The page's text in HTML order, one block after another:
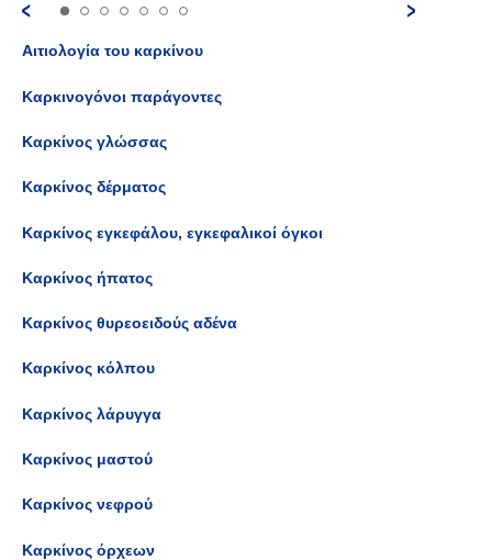
Αιτιολογία του καρκίνου
Καρκινογόνοι παράγοντες
Καρκίνος γλώσσας
Καρκίνος δέρματος
Καρκίνος εγκεφάλου, εγκεφαλικοί όγκοι
Καρκίνος ήπατος
Καρκίνος θυρεοειδούς αδένα
Καρκίνος κόλπου
Καρκίνος λάρυγγα
Καρκίνος μαστού
Καρκίνος νεφρού
Καρκίνος όρχεων